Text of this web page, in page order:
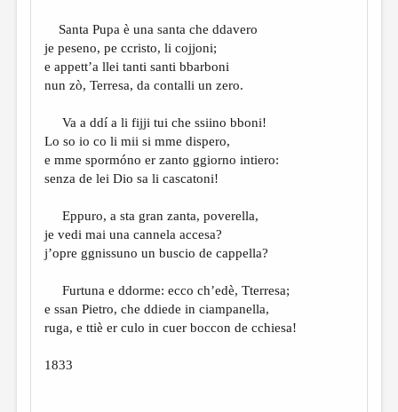
Santa Pupa è una santa che ddavero
je peseno, pe ccristo, li cojjoni;
e appett’a llei tanti santi bbarboni
nun zò, Terresa, da contalli un zero.
Va a ddí a li fijji tui che ssiino bboni!
Lo so io co li mii si mme dispero,
e mme spormóno er zanto ggiorno intiero:
senza de lei Dio sa li cascatoni!
Eppuro, a sta gran zanta, poverella,
je vedi mai una cannela accesa?
j’opre ggnissuno un buscio de cappella?
Furtuna e ddorme: ecco ch’edè, Tterresa;
e ssan Pietro, che ddiede in ciampanella,
ruga, e ttiè er culo in cuer boccon de cchiesa!
1833